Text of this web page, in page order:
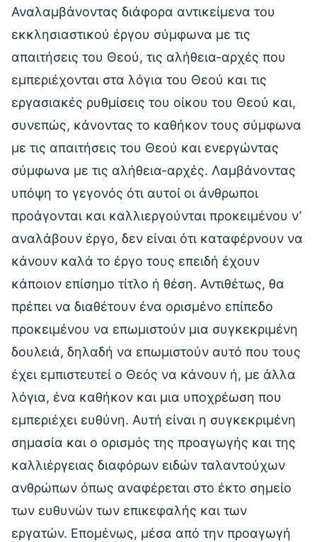
Αναλαμβάνοντας διάφορα αντικείμενα του
εκκλησιαστικού έργου σύμφωνα με τις
απαιτήσεις του Θεού, τις αλήθεια-αρχές που
εμπεριέχονται στα λόγια του Θεού και τις
εργασιακές ρυθμίσεις του οίκου του Θεού και,
συνεπώς, κάνοντας το καθήκον τους σύμφωνα
με τις απαιτήσεις του Θεού και ενεργώντας
σύμφωνα με τις αλήθεια-αρχές. Λαμβάνοντας
υπόψη το γεγονός ότι αυτοί οι άνθρωποι
προάγονται και καλλιεργούνται προκειμένου ν’
αναλάβουν έργο, δεν είναι ότι καταφέρνουν να
κάνουν καλά το έργο τους επειδή έχουν
κάποιον επίσημο τίτλο ή θέση. Αντιθέτως, θα
πρέπει να διαθέτουν ένα ορισμένο επίπεδο
προκειμένου να επωμιστούν μια συγκεκριμένη
δουλειά, δηλαδή να επωμιστούν αυτό που τους
έχει εμπιστευτεί ο Θεός να κάνουν ή, με άλλα
λόγια, ένα καθήκον και μια υποχρέωση που
εμπεριέχει ευθύνη. Αυτή είναι η συγκεκριμένη
σημασία και ο ορισμός της προαγωγής και της
καλλιέργειας διαφόρων ειδών ταλαντούχων
ανθρώπων όπως αναφέρεται στο έκτο σημείο
των ευθυνών των επικεφαλής και των
εργατών. Επομένως, μέσα από την προαγωγή